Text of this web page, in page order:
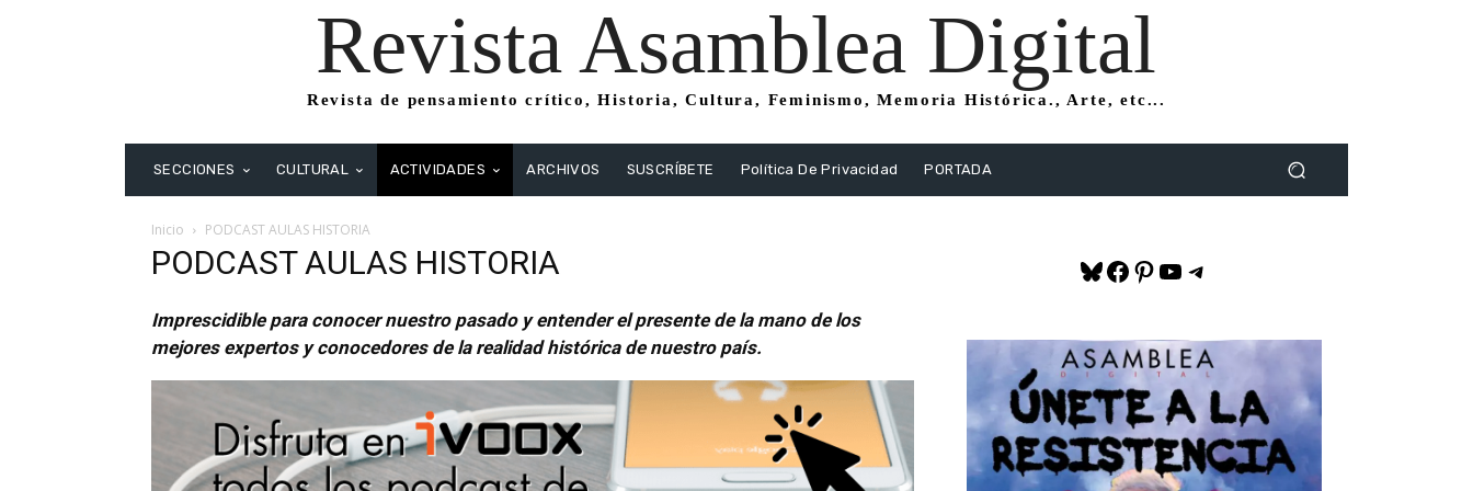
Revista Asamblea Digital
Revista de pensamiento crítico, Historia, Cultura, Feminismo, Memoria Histórica., Arte, etc...
SECCIONES CULTURAL ACTIVIDADES ARCHIVOS SUSCRÍBETE Política De Privacidad PORTADA
Inicio PODCAST AULAS HISTORIA
PODCAST AULAS HISTORIA
Imprescidible para conocer nuestro pasado y entender el presente de la mano de los
mejores expertos y conocedores de la realidad histórica de nuestro país.
Bluesky
Facebook
Pinterest
YouTube
Telegram